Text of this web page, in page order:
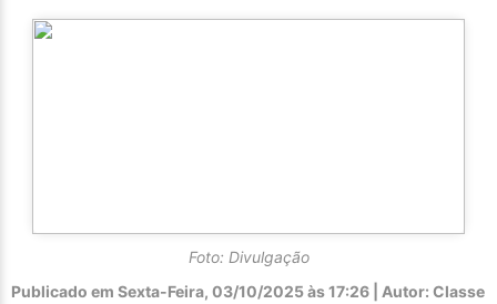
Foto: Divulgação
Publicado em Sexta-Feira, 03/10/2025 às 17:26 | Autor: Classe